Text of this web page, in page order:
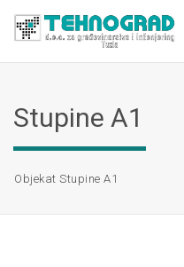
Stupine A1
Objekat Stupine A1